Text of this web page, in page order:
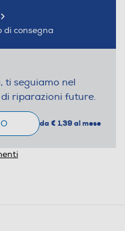
di consegna
ti seguiamo nel
riparazioni future.
da € 1,39 al mese